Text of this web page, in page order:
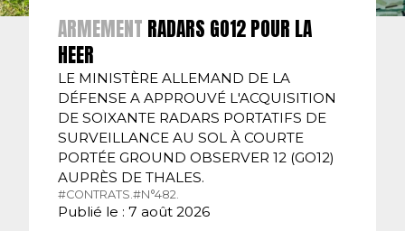
ARMEMENT RADARS GO12 POUR LA
HEER
LE MINISTÈRE ALLEMAND DE LA
DÉFENSE A APPROUVÉ L'ACQUISITION
DE SOIXANTE RADARS PORTATIFS DE
SURVEILLANCE AU SOL À COURTE
PORTÉE GROUND OBSERVER 12 (GO12)
AUPRÈS DE THALES.
#CONTRATS. #N°482.
Publié le : 7 août 2026